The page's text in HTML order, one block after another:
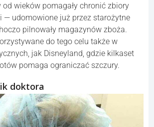
wieków pomagały chronić zbiory
— udomowione już przez starożytne
pilnowały magazynów zboża.
do tego celu także w
jak Disneyland, gdzie kilkaset
pomaga ograniczać szczury.
doktora